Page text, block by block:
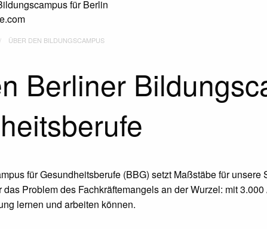
ÜBER DEN BILDUNGSCAMPUS
Berliner
für Gesundheitsberufe (BBG) setzt Maßstäbe für
Problem des Fachkräftemangels an der Wurzel: mit
lernen und arbeiten können.